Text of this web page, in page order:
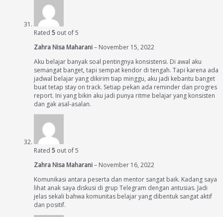
Rated 5 out of 5
Zahra Nisa Maharani– November 15, 2022
Aku belajar banyak soal pentingnya konsistensi. Di awal aku
semangat banget, tapi sempat kendor di tengah. Tapi karena ada
jadwal belajar yang dikirim tiap minggu, aku jadi kebantu banget
buat tetap stay on track. Setiap pekan ada reminder dan progres
report. Ini yang bikin aku jadi punya ritme belajar yang konsisten
dan gak asal-asalan.
Rated 5 out of 5
Zahra Nisa Maharani– November 16, 2022
Komunikasi antara peserta dan mentor sangat baik. Kadang saya
lihat anak saya diskusi di grup Telegram dengan antusias. Jadi
jelas sekali bahwa komunitas belajar yang dibentuk sangat aktif
dan positif.